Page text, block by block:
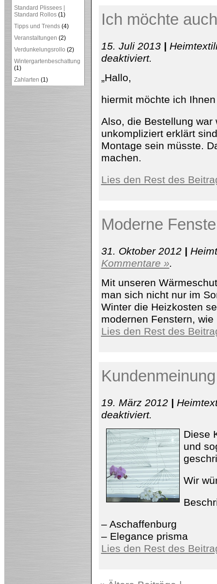
Standard Plissees |
Standard Rollos(1)
Tipps und Trends(4)
Veranstaltungen (2)
Verdunkelungsrollo (2)
Wintergartenbeschattung
(1)
Zahlarten (1)
Ich möchte
15. Juli 2013 |
deaktiviertfür
Ich
Ihnen
bestellen…
.
„Hallo,
hiermit möchte ich
Also, die Bestellung
unkompliziert erklärt
Montage sein müsste.
machen.
Lies den Rest des
Moderne
31. Oktober 2012 |
Kommentare ».
Mit unseren
man sich nicht nur im
Winter die Heizkosten
modernen Fenstern,
Lies den Rest des
19. März 2012 |
deaktiviertfür
Kundenmeinung
Plissees
Aschaffenburg
.
Diese
und
Wir
– Aschaffenburg
– Elegance prisma
Lies den Rest des